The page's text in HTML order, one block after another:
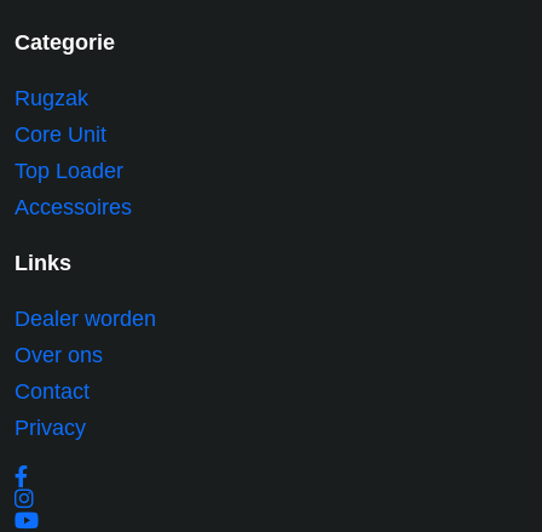
Categorie
Rugzak
Core Unit
Top Loader
Accessoires
Links
Dealer worden
Over ons
Contact
Privacy